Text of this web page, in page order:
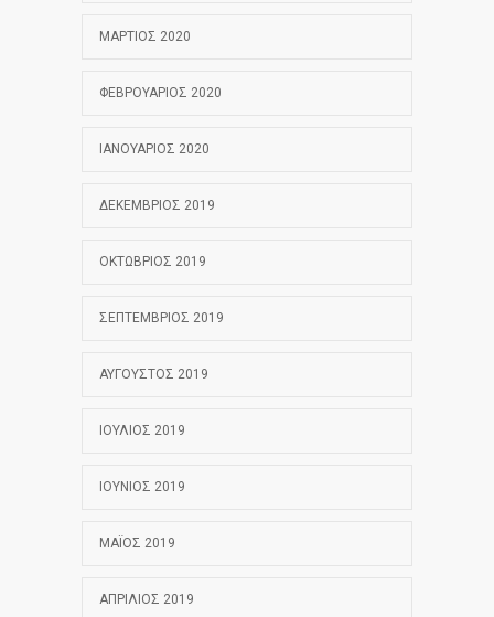
ΜΆΡΤΙΟΣ 2020
ΦΕΒΡΟΥΆΡΙΟΣ 2020
ΙΑΝΟΥΆΡΙΟΣ 2020
ΔΕΚΈΜΒΡΙΟΣ 2019
ΟΚΤΏΒΡΙΟΣ 2019
ΣΕΠΤΈΜΒΡΙΟΣ 2019
ΑΎΓΟΥΣΤΟΣ 2019
ΙΟΎΛΙΟΣ 2019
ΙΟΎΝΙΟΣ 2019
ΜΆΙΟΣ 2019
ΑΠΡΊΛΙΟΣ 2019